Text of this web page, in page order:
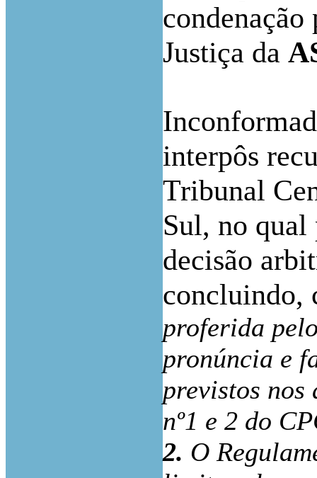
Justiça da
interpôs
Tribunal
Sul, no qual
decisão
concluindo,
proferida
pronúncia e
previstos nos
nº1 e 2 do
2. O